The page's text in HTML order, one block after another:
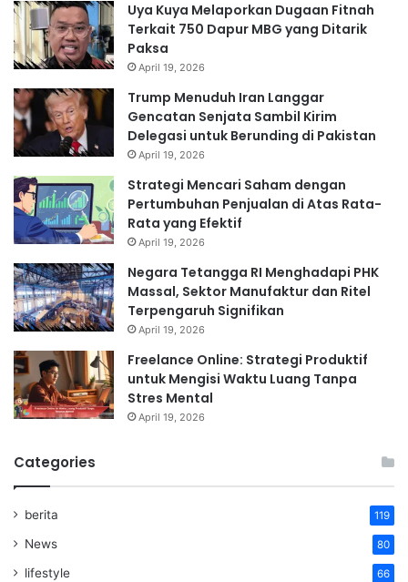
Uya Kuya Melaporkan Dugaan Fitnah
Terkait 750 Dapur MBG yang Ditarik
Paksa
April 19, 2026
Trump Menuduh Iran Langgar
Gencatan Senjata Sambil Kirim
Delegasi untuk Berunding di Pakistan
April 19, 2026
Strategi Mencari Saham dengan
Pertumbuhan Penjualan di Atas Rata-
Rata yang Efektif
April 19, 2026
Negara Tetangga RI Menghadapi PHK
Massal, Sektor Manufaktur dan Ritel
Terpengaruh Signifikan
April 19, 2026
Freelance Online: Strategi Produktif
untuk Mengisi Waktu Luang Tanpa
Stres Mental
April 19, 2026
Categories
berita 119
News 80
lifestyle 66